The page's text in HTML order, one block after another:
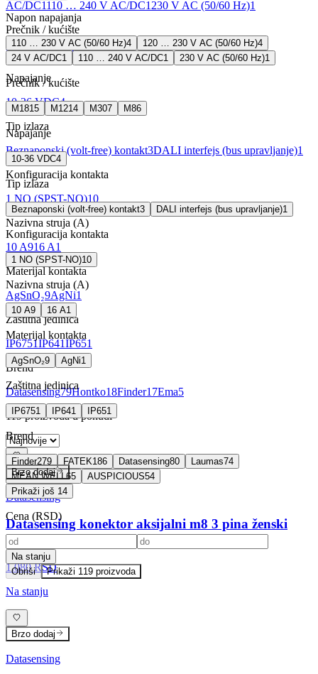
Napon napajanja
110 … 230 V AC (50/60 Hz)4 120 … 230 V AC (50/60 Hz)4
24 V AC/DC1 110 … 240 V AC/DC1 230 V AC (50/60 Hz)1
Prečnik / kućište
M1815 M1214 M307 M86
Napajanje
10-36 VDC4
Tip izlaza
Beznaponski (volt-free) kontakt3 DALI interfejs (bus upravljanje)1
Konfiguracija kontakta
1 NO (SPST-NO)10
Nazivna struja (A)
10 A9 16 A1
Materijal kontakta
AgSnO₂9 AgNi1
Zaštitna jedinica
IP6751 IP641 IP651
Brend
Finder279 FATEK186 Datasensing80 Laumas74
MEAN WELL65 AUSPICIOUS54
Prikaži još 14
Cena (RSD)
Na stanju
Obriši
Prikaži 119 proizvoda
AC/DC1110 … 240 V AC/DC1 230 V AC (50/60 Hz)1
Prečnik / kućište
M1815M1214M307M86
Napajanje
10-36 VDC4
Tip izlaza
Beznaponski (volt-free) kontakt3DALI interfejs (bus upravljanje)1
Konfiguracija kontakta
1 NO (SPST-NO)10
Nazivna struja (A)
10 A916 A1
Materijal kontakta
AgSnO₂9AgNi1
Zaštitna jedinica
IP6751IP641IP651
Brend
Datasensing79Hontko18Finder17Ema5
119 proizvoda u ponudi
Brzo dodaj
Datasensing
Datasensing konektor aksijalni m8 3 pina ženski
CL08/0A-00A
1.080 RSD
Na stanju
Brzo dodaj
Datasensing